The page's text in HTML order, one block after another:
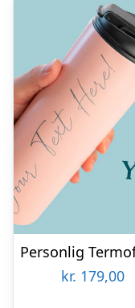
kr. 179,00